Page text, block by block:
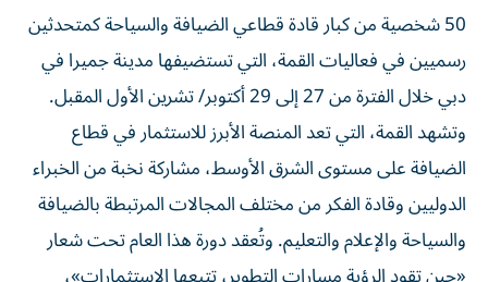
50 شخصية من كبار قادة قطاعي الضيافة والسياحة كمتحدثين
رسميين في فعاليات القمة، التي تستضيفها مدينة جميرا في
دبي خلال الفترة من 27 إلى 29 أكتوبر/ تشرين الأول المقبل.
وتشهد القمة، التي تعد المنصة الأبرز للاستثمار في قطاع
الضيافة على مستوى الشرق الأوسط، مشاركة نخبة من الخبراء
الدوليين وقادة الفكر من مختلف المجالات المرتبطة بالضيافة
والسياحة والإعلام والتعليم. وتُعقد دورة هذا العام تحت شعار